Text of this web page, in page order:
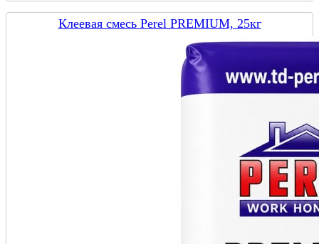
Клеевая смесь Perel PREMIUM, 25кг